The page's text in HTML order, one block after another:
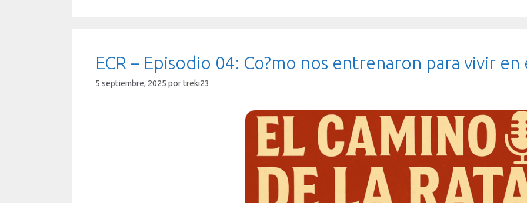
ECR – Episodio 04: Co?mo nos entrenaron para vivir
5 septiembre, 2025 portreki23